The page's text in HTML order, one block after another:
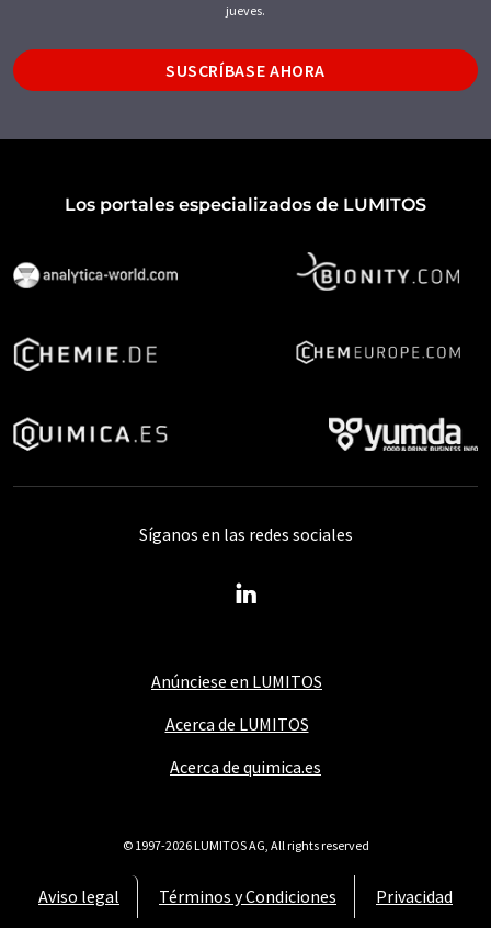
jueves.
SUSCRÍBASE AHORA
Los portales especializados de LUMITOS
Anúnciese en LUMITOS
Acerca de LUMITOS
Acerca de quimica.es
Aviso legal Términos y Condiciones Privacidad
Síganos en las redes sociales
© 1997-2026 LUMITOS AG, All rights reserved